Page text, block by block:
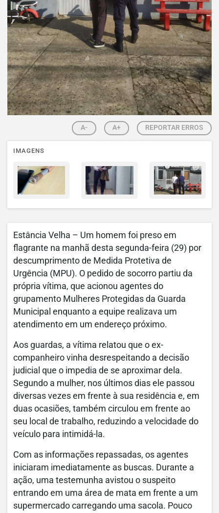
A- A+ REPORTAR ERROS
IMAGENS
Estância Velha – Um homem foi preso em
flagrante na manhã desta segunda-feira (29) por
descumprimento de Medida Protetiva de
Urgência (MPU). O pedido de socorro partiu da
própria vítima, que acionou agentes do
grupamento Mulheres Protegidas da Guarda
Municipal enquanto a equipe realizava um
atendimento em um endereço próximo.
Aos guardas, a vítima relatou que o ex-
companheiro vinha desrespeitando a decisão
judicial que o impedia de se aproximar dela.
Segundo a mulher, nos últimos dias ele passou
diversas vezes em frente à sua residência e, em
duas ocasiões, também circulou em frente ao
seu local de trabalho, reduzindo a velocidade do
veículo para intimidá-la.
Com as informações repassadas, os agentes
iniciaram imediatamente as buscas. Durante a
ação, uma testemunha avistou o suspeito
entrando em uma área de mata em frente a um
supermercado carregando uma sacola. Pouco